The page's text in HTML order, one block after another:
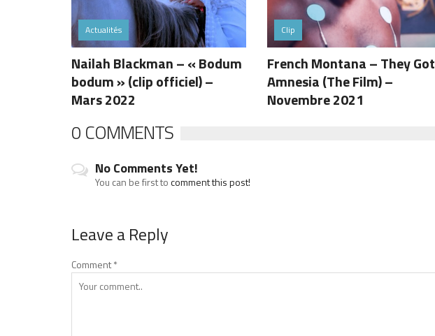
Actualités
Nailah Blackman – « Bodum
bodum » (clip officiel) –
Mars 2022
Clip
French Montana – They Got
Amnesia (The Film) –
Novembre 2021
0 COMMENTS
No Comments Yet!
You can be first tocomment this post!
Leave a Reply
Comment*